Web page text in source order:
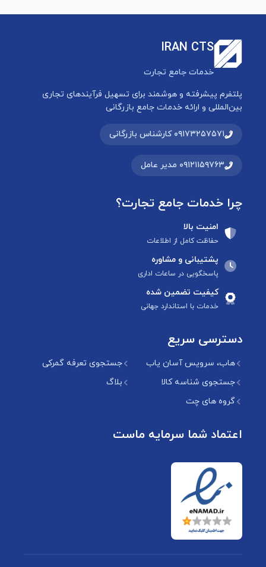
IRAN CTS
خدمات جامع تجارت
پلتفرم پیشرفته و هوشمند برای تسهیل فرآیندهای تجاری
بین‌المللی و ارائه خدمات جامع بازرگانی
۰۹۱۷۳۲۵۷۵۷۱ کارشناس بازرگانی
۰۹۱۲۱۱۵۹۷۶۳ مدیر عامل
چرا خدمات جامع تجارت؟
امنیت بالا
حفاظت کامل از اطلاعات
پشتیبانی و مشاوره
پاسخگویی در ساعات اداری
کیفیت تضمین شده
خدمات با استاندارد جهانی
دسترسی سریع
هاب، سرویس آسان یاب
جستجوی تعرفه گمرکی
جستجوی شناسه کالا
بلاگ
گروه های چت
اعتماد شما سرمایه ماست